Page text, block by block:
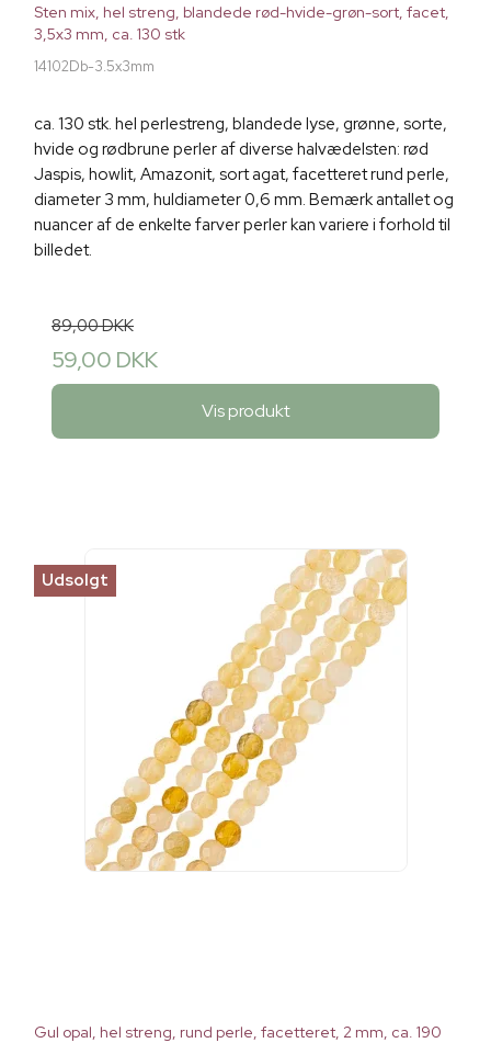
Sten mix, hel streng, blandede rød-hvide-grøn-sort, facet,
3,5x3 mm, ca. 130 stk
14102Db-3.5x3mm
ca. 130 stk. hel perlestreng, blandede lyse, grønne, sorte,
hvide og rødbrune perler af diverse halvædelsten: rød
Jaspis, howlit, Amazonit, sort agat, facetteret rund perle,
diameter 3 mm, huldiameter 0,6 mm. Bemærk antallet og
nuancer af de enkelte farver perler kan variere i forhold til
billedet.
89,00 DKK
59,00 DKK
Vis produkt
Udsolgt
Gul opal, hel streng, rund perle, facetteret, 2 mm, ca. 190